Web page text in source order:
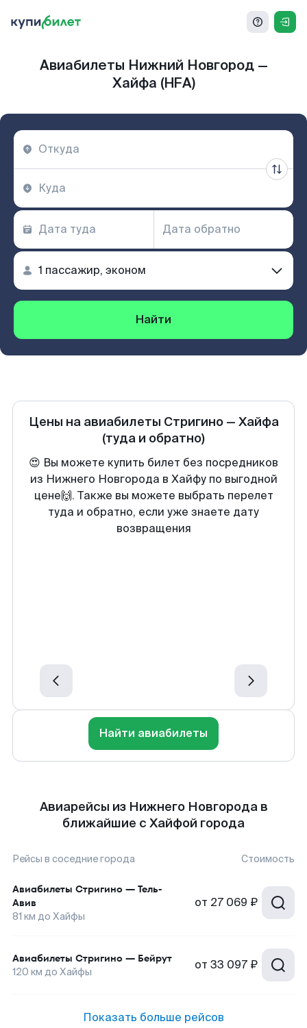
Авиабилеты Нижний Новгород —
Хайфа (HFA)
Найти
Цены на авиабилеты Стригино— Хайфа
(туда и обратно)
😍 Вы можете купить билет без посредников
из Нижнего Новгорода в Хайфу по выгодной
цене🙌. Также вы можете выбрать перелет
туда и обратно, если уже знаете дату
возвращения
Найти авиабилеты
Авиарейсы из Нижнего Новгорода в
ближайшие с Хайфой города
Рейсы в соседние города Стоимость
Авиабилеты Стригино — Тель-
Авив
81 км до Хайфы
от 27 069 ₽
Авиабилеты Стригино — Бейрут
120 км до Хайфы от 33 097 ₽
Показать больше рейсов